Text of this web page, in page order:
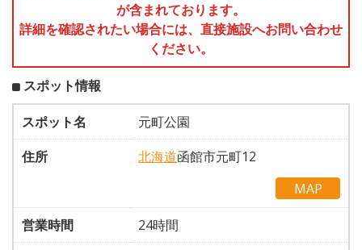
が含まれております。
詳細を確認されたい場合には、直接施設へお問い合わせ
ください。
スポット情報
スポット名
元町公園
住所
北海道函館市元町12
MAP
営業時間
24時間